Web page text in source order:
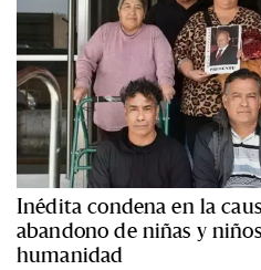
Inédita condena en la
abandono de niñas y
humanidad